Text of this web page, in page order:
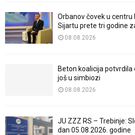
Orbanov čovek u
Sijartu prete tri godine
08.08.2026
Beton koalicija potvrdila
još u simbiozi
08.08.2026
JU ZZZ RS – Trebinje:
dan 05.08.2026. godine